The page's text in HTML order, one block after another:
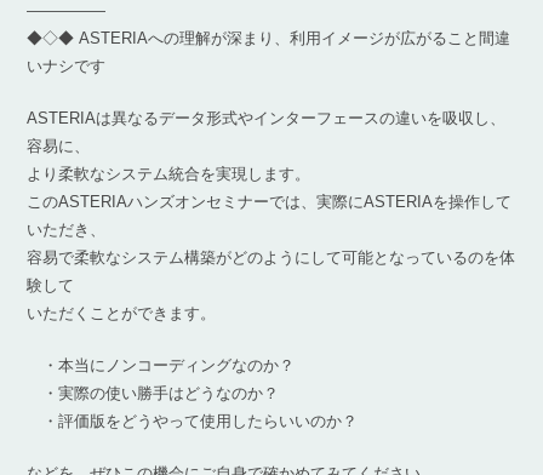
―――――
◆◇◆ ASTERIAへの理解が深まり、利用イメージが広がること間違
いナシです
ASTERIAは異なるデータ形式やインターフェースの違いを吸収し、
容易に、
より柔軟なシステム統合を実現します。
このASTERIAハンズオンセミナーでは、実際にASTERIAを操作して
いただき、
容易で柔軟なシステム構築がどのようにして可能となっているのを体
験して
いただくことができます。
・本当にノンコーディングなのか？
・実際の使い勝手はどうなのか？
・評価版をどうやって使用したらいいのか？